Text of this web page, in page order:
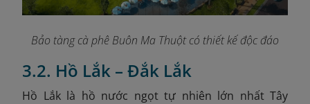
Bảo tàng cà phê Buôn Ma Thuột có thiết kế độc đáo
3.2. Hồ Lắk – Đắk Lắk
Hồ Lắk là hồ nước ngọt tự nhiên lớn nhất Tây